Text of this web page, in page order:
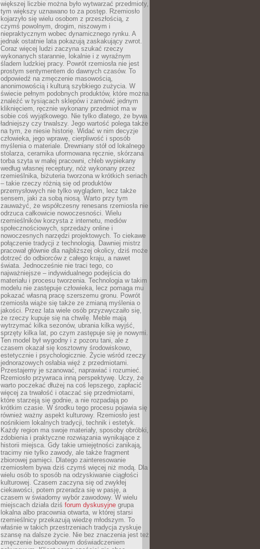
większej liczbie można było wytwarzać przedmioty,
tym większy uznawano to za postęp. Rzemiosło
kojarzyło się wielu osobom z przeszłością, z
czymś powolnym, drogim, niszowym i
niepraktycznym wobec dynamicznego rynku. A
jednak ostatnie lata pokazują zaskakujący zwrot.
Coraz więcej ludzi zaczyna szukać rzeczy
wykonanych starannie, lokalnie i z wyraźnym
śladem ludzkiej pracy. Powrót rzemiosła nie jest
prostym sentymentem do dawnych czasów. To
odpowiedź na zmęczenie masowością,
anonimowością i kulturą szybkiego zużycia. W
świecie pełnym podobnych produktów, które można
znaleźć w tysiącach sklepów i zamówić jednym
kliknięciem, ręcznie wykonany przedmiot ma w
sobie coś wyjątkowego. Nie tylko dlatego, że bywa
ładniejszy czy trwalszy. Jego wartość polega także
na tym, że niesie historię. Widać w nim decyzje
człowieka, jego wprawę, cierpliwość i sposób
myślenia o materiale. Drewniany stół od lokalnego
stolarza, ceramika uformowana ręcznie, skórzana
torba szyta w małej pracowni, chleb wypiekany
według własnej receptury, nóż wykonany przez
rzemieślnika, biżuteria tworzona w krótkich seriach
– takie rzeczy różnią się od produktów
przemysłowych nie tylko wyglądem, lecz także
sensem, jaki za sobą niosą. Warto przy tym
zauważyć, że współczesny renesans rzemiosła nie
odrzuca całkowicie nowoczesności. Wielu
rzemieślników korzysta z internetu, mediów
społecznościowych, sprzedaży online i
nowoczesnych narzędzi projektowych. To ciekawe
połączenie tradycji z technologią. Dawniej mistrz
pracował głównie dla najbliższej okolicy, dziś może
dotrzeć do odbiorców z całego kraju, a nawet
świata. Jednocześnie nie traci tego, co
najważniejsze – indywidualnego podejścia do
materiału i procesu tworzenia. Technologia w takim
modelu nie zastępuje człowieka, lecz pomaga mu
pokazać własną pracę szerszemu gronu. Powrót
rzemiosła wiąże się także ze zmianą myślenia o
jakości. Przez lata wiele osób przyzwyczaiło się,
że rzeczy kupuje się na chwilę. Meble mają
wytrzymać kilka sezonów, ubrania kilka wyjść,
sprzęty kilka lat, po czym zastępuje się je nowymi.
Ten model był wygodny i z pozoru tani, ale z
czasem okazał się kosztowny środowiskowo,
estetycznie i psychologicznie. Życie wśród rzeczy
jednorazowych osłabia więź z przedmiotami.
Przestajemy je szanować, naprawiać i rozumieć.
Rzemiosło przywraca inną perspektywę. Uczy, że
warto poczekać dłużej na coś lepszego, zapłacić
więcej za trwałość i otaczać się przedmiotami,
które starzeją się godnie, a nie rozpadają po
krótkim czasie. W środku tego procesu pojawia się
również ważny aspekt kulturowy. Rzemiosło jest
nośnikiem lokalnych tradycji, technik i estetyk.
Każdy region ma swoje materiały, sposoby obróbki,
zdobienia i praktyczne rozwiązania wynikające z
historii miejsca. Gdy takie umiejętności zanikają,
tracimy nie tylko zawody, ale także fragment
zbiorowej pamięci. Dlatego zainteresowanie
rzemiosłem bywa dziś czymś więcej niż modą. Dla
wielu osób to sposób na odzyskiwanie ciągłości
kulturowej. Czasem zaczyna się od zwykłej
ciekawości, potem przeradza się w pasję, a
czasem w świadomy wybór zawodowy. W wielu
miejscach działa dziś forum dyskusyjne grupa
lokalna albo pracownia otwarta, w której starsi
rzemieślnicy przekazują wiedzę młodszym. To
właśnie w takich przestrzeniach tradycja zyskuje
szansę na dalsze życie. Nie bez znaczenia jest też
zmęczenie bezosobowym doświadczeniem